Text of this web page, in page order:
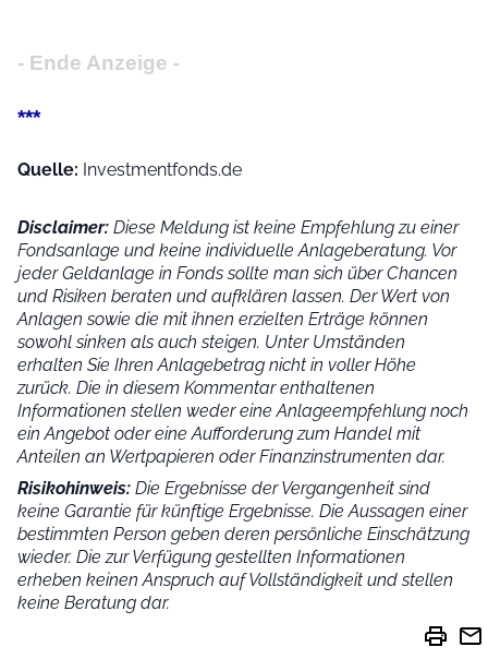
- Ende Anzeige -
***
Quelle: Investmentfonds.de
Disclaimer: Diese Meldung ist keine Empfehlung zu einer
Fondsanlage und keine individuelle Anlageberatung. Vor
jeder Geldanlage in Fonds sollte man sich über Chancen
und Risiken beraten und aufklären lassen. Der Wert von
Anlagen sowie die mit ihnen erzielten Erträge können
sowohl sinken als auch steigen. Unter Umständen
erhalten Sie Ihren Anlagebetrag nicht in voller Höhe
zurück. Die in diesem Kommentar enthaltenen
Informationen stellen weder eine Anlageempfehlung noch
ein Angebot oder eine Aufforderung zum Handel mit
Anteilen an Wertpapieren oder Finanzinstrumenten dar.
Risikohinweis: Die Ergebnisse der Vergangenheit sind
keine Garantie für künftige Ergebnisse. Die Aussagen einer
bestimmten Person geben deren persönliche Einschätzung
wieder. Die zur Verfügung gestellten Informationen
erheben keinen Anspruch auf Vollständigkeit und stellen
keine Beratung dar.
print mail